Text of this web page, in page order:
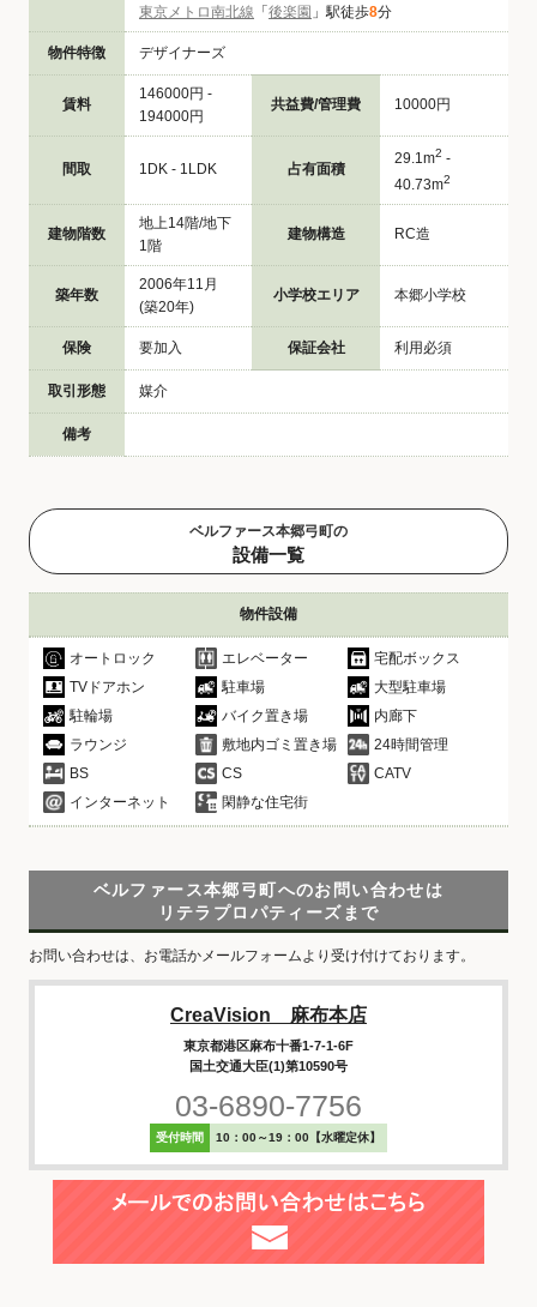
東京メトロ南北線 「 後楽園 」駅徒歩8分
物件特徴 デザイナーズ
賃料
146000円 -
194000円
共益費/管理費 10000円
間取 1DK - 1LDK 占有面積
29.1m2 -
40.73m2
建物階数
地上14階/地下
1階
建物構造 RC造
築年数
2006年11月
(築20年)
小学校エリア 本郷小学校
保険 要加入 保証会社 利用必須
取引形態 媒介
備考
ベルファース本郷弓町の
設備一覧
物件設備
オートロック エレベーター
宅配ボックス
TVドアホン
駐車場
大型駐車場
駐輪場
バイク置き場
内廊下
ラウンジ
敷地内ゴミ置き場
24時間管理
BS
CS
CATV
インターネット
閑静な住宅街
ベルファース本郷弓町へのお問い合わせは
リテラプロパティーズまで
お問い合わせは、お電話かメールフォームより受け付けております。
CreaVision 麻布本店
東京都港区麻布十番1-7-1-6F
国土交通大臣(1)第10590号
03-6890-7756
受付時間 10：00～19：00【水曜定休】